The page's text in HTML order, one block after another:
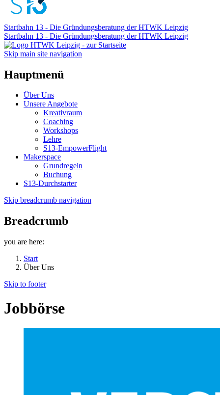
Startbahn 13 - Die Gründungsberatung der HTWK Leipzig
Startbahn 13 - Die Gründungsberatung der HTWK Leipzig
Skip main site navigation
Hauptmenü
Über Uns
Unsere Angebote
Kreativraum
Coaching
Workshops
Lehre
S13-EmpowerFlight
Makerspace
Grundregeln
Buchung
S13-Durchstarter
Skip breadcrumb navigation
Breadcrumb
you are here:
Start
Über Uns
Skip to footer
Jobbörse